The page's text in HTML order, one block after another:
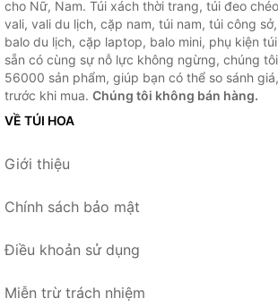
cho Nữ, Nam. Túi xách thời trang, túi đeo
vali, vali du lịch, cặp nam, túi nam, túi công
balo du lịch, cặp laptop, balo mini, phụ kiện
sẵn có cùng sự nỗ lực không ngừng, chúng
56000 sản phẩm, giúp bạn có thể so sánh
trước khi mua. Chúng tôi không bán hàng.
VỀ TÚI HOA
Giới thiệu
Chính sách bảo mật
Điều khoản sử dụng
Miễn trừ trách nhiệm